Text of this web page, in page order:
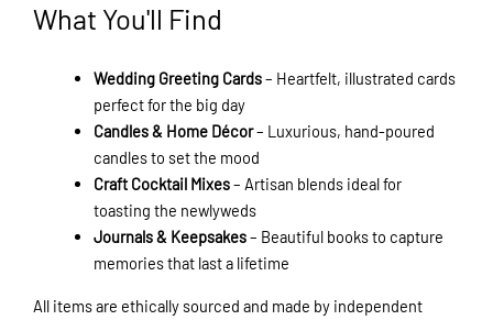
What You'll Find
Wedding Greeting Cards– Heartfelt, illustrated cards
perfect for the big day
Candles & Home Décor– Luxurious, hand-poured
candles to set the mood
Craft Cocktail Mixes– Artisan blends ideal for
toasting the newlyweds
Journals & Keepsakes– Beautiful books to capture
memories that last a lifetime
All items are ethically sourced and made by independent